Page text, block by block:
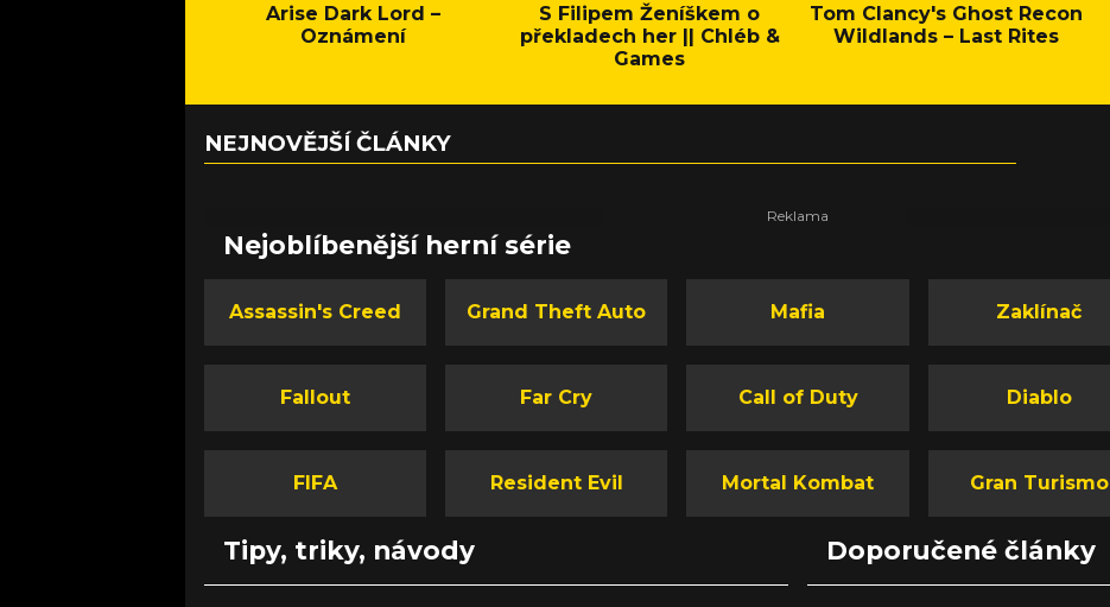
Arise Dark Lord –
Oznámení
S Filipem Ženíškem o
překladech her || Chléb &
Games
Tom Clancy's Ghost Recon
Wildlands – Last Rites
NEJNOVĚJŠÍ ČLÁNKY
Nejoblíbenější herní série
Assassin's Creed Grand Theft Auto Mafia Zaklínač
Fallout Far Cry Call of Duty Diablo
FIFA Resident Evil Mortal Kombat Gran Turismo
Tipy, triky, návody Doporučené články